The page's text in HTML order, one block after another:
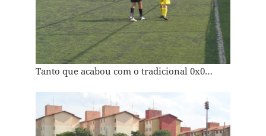
Tanto que acabou com o tradicional 0x0…